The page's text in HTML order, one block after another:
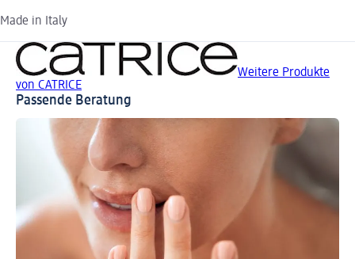
Made in Italy
Weitere Produkte
von CATRICE
Passende Beratung